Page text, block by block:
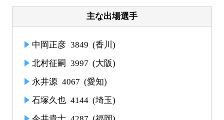
主な出場選手
中岡正彦 3849 (香川)
北村征嗣 3997 (大阪)
永井源 4067 (愛知)
石塚久也 4144 (埼玉)